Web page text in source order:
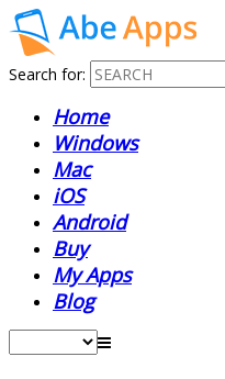
Search for:
Home
Windows
Mac
iOS
Android
Buy
My Apps
Blog